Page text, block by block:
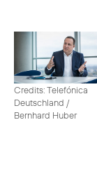
Credits: Telefónica
Deutschland /
Bernhard Huber